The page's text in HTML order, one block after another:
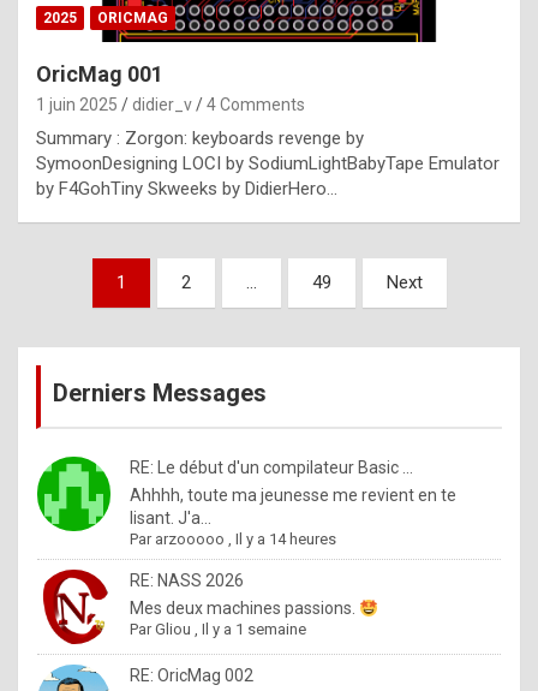
n
y
l
e
x
a
%
m
a
d
b
y
2025 ORICMAG
OricMag 001
1 juin 2025 didier_v 4 Comments
Summary : Zorgon: keyboards revenge by
SymoonDesigning LOCI by SodiumLightBabyTape Emulator
by F4GohTiny Skweeks by DidierHero…
Pagination
publications
1 2 … 49 Next
Derniers Messages
RE: Le début d'un compilateur Basic ...
Ahhhh, toute ma jeunesse me revient en te
lisant. J'a...
Par arzooooo ,Il y a 14 heures
RE: NASS 2026
Mes deux machines passions.
ParGliou ,Il y a 1 semaine
RE: OricMag 002